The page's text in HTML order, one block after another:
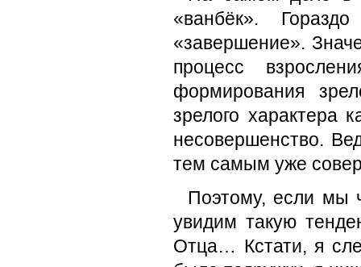
«ванбёк».
«завершение».
процесс
формирования
зрелого характера
несовершенство.
тем самым уже
Поэтому, если мы
увидим такую
Отца… Кстати, я